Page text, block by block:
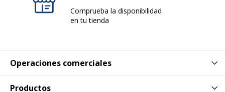
Operaciones comerciales
Productos
Comprueba la disponibilidad
en tu tienda